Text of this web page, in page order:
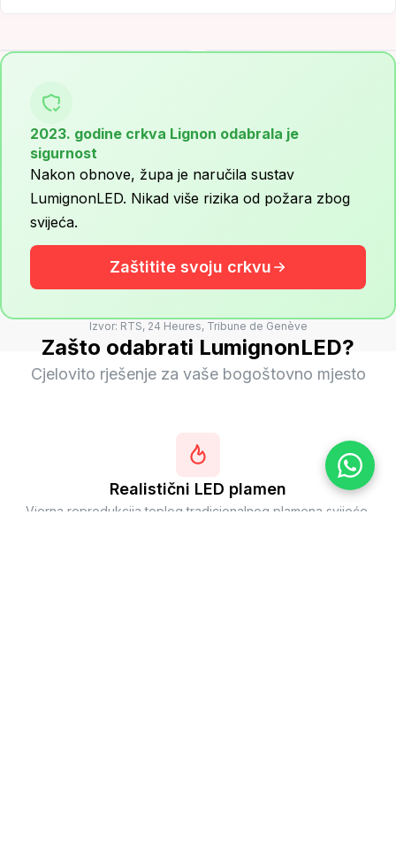
2023. godine crkva Lignon odabrala je
sigurnost
Nakon obnove, župa je naručila sustav
LumignonLED. Nikad više rizika od požara zbog
svijeća.
Zaštitite svoju crkvu
Izvor: RTS, 24 Heures, Tribune de Genève
Zašto odabrati LumignonLED?
Cjelovito rješenje za vaše bogoštovno mjesto
Realistični LED plamen
Vjerna reprodukcija toplog tradicionalnog plamena svijeće,